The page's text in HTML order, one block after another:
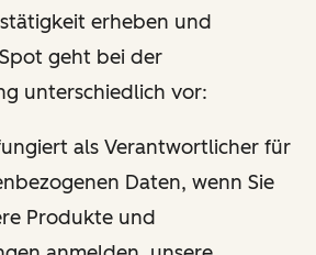
erheben und
geht bei der
unterschiedlich vor:
als Verantwortlicher für
Daten, wenn Sie
Produkte und